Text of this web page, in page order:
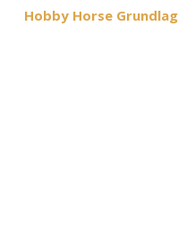
Hobby Horse